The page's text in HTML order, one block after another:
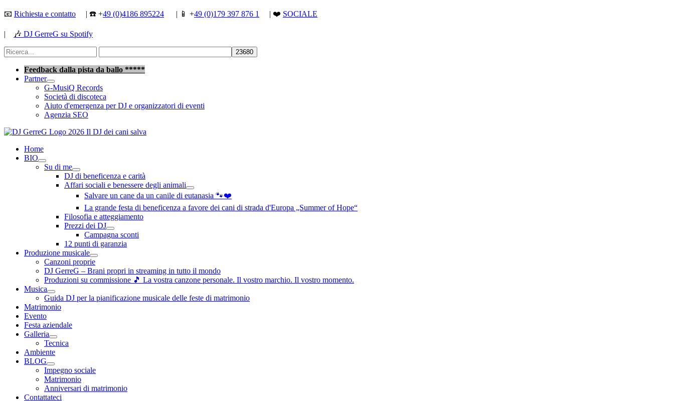
Vai
contenuto
📧 Richiesta e contatto | ☎️ +49 (0)4186 895224 | 📱 +49 (0)179 397 876 1 | ❤️ SOCIALE
| 🎶 DJ GerreG su Spotify
Cerca:
Feedback dalla pista da ballo *****
Partner
G-MusiQ Records
Società di discoteca
Aiuto d'emergenza per DJ e organizzatori di eventi
Agenzia SEO
Home
BIO
Su di me
DJ di beneficenza e carità
Affari sociali e benessere degli animali
Salvare un cane da un canile di eutanasia 🐾❤️
La grande festa di beneficenza a favore dei cani di strada d'Europa „Summer of Hope“
Filosofia e atteggiamento
Prezzi dei DJ
Campagna sconti
12 punti di garanzia
Produzione musicale
Canzoni proprie
DJ GerreG – Brani propri in streaming in tutto il mondo
Produzioni su commissione 🎵 La vostra canzone personale. Il vostro marchio. Il vostro momento.
Musica
Guida DJ per la pianificazione musicale delle feste di matrimonio
Matrimonio
Evento
Festa aziendale
Galleria
Tecnica
Ambiente
BLOG
Impegno sociale
Matrimonio
Anniversari di matrimonio
Contattateci